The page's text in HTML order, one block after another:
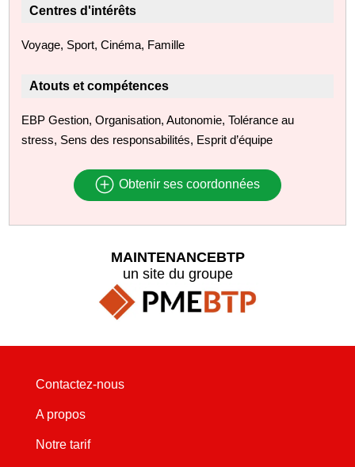
Centres d'intérêts
Voyage, Sport, Cinéma, Famille
Atouts et compétences
EBP Gestion, Organisation, Autonomie, Tolérance au
stress, Sens des responsabilités, Esprit d’équipe
Obtenir ses coordonnées
MAINTENANCEBTP
un site du groupe
Contactez-nous
A propos
Notre tarif